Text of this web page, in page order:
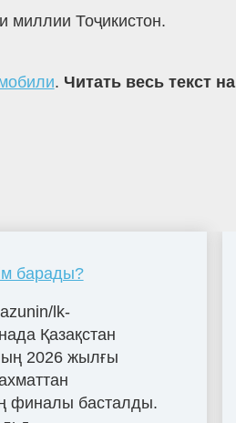
миллии Тоҷикистон.
. Читать весь текст на
барады?
lk-
Қазақстан
2026 жылғы
финалы басталды.